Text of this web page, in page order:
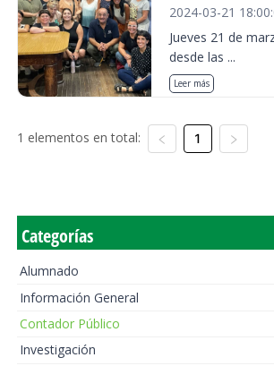
2024-03-21
Jueves 21 de
desde las ...
Leer más
1 elementos en total: 1
Categorías
Alumnado
Información General
Contador Público
Investigación